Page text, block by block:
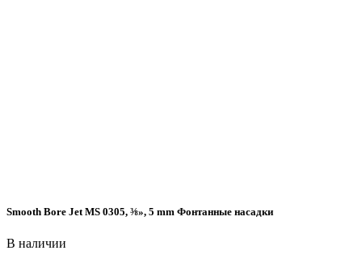
Smooth Bore Jet MS 0305, ⅜», 5 mm Фонтанные насадки
В наличии